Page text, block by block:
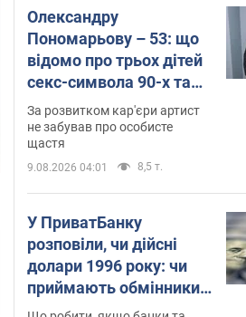
Олександру
Пономарьову – 53: що
відомо про трьох дітей
секс-символа 90-х та
який вигляд вони
мають
За розвитком кар'єри артист
не забував про особисте
щастя
9.08.2026 04:01 8,5 т.
У ПриватБанку
розповіли, чи дійсні
долари 1996 року: чи
приймають обмінники
та банки такі купюри